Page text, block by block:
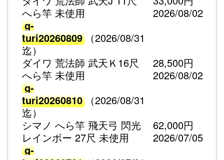
へら竿 未使用
g-
turi20260809
（2026/08/31
迄）
2026/08/02
ダイワ 荒法師 武天Ｋ16尺
へら竿 未使用
g-
turi20260810
（2026/08/31
迄）
28,500円
2026/08/02
シマノ へら竿 飛天弓 閃光
レインボー 27尺 未使用
g-
62,000円
2026/07/05